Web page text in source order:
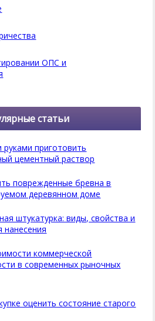
ОПС и
статьи
руками приготовить
цементный раствор
поврежденные бревна в
деревянном доме
штукатурка: виды, свойства и
нанесения
коммерческой
в современных рыночных
оценить состояние старого